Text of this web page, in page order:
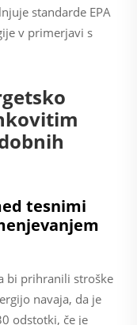
standarde EPA
v primerjavi s
tesnimi
bi prihranili stroške
navaja, da je
odstotki, če je